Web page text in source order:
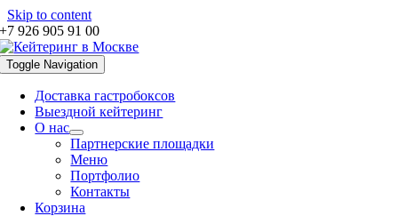
Skip to content
+7 926 905 91 00
Toggle Navigation
Доставка гастробоксов
Выездной кейтеринг
О нас
Партнерские площадки
Меню
Портфолио
Контакты
Корзина